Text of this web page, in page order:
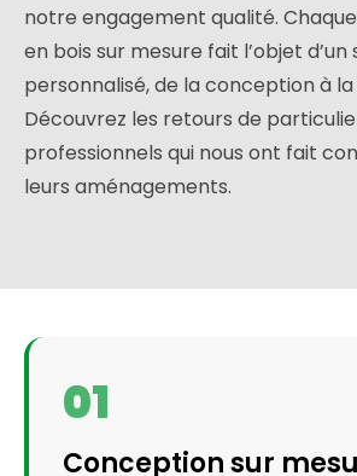
notre engagement qualité.
en bois sur mesure fait l’objet d’un
personnalisé, de la conception à
Découvrez les retours de
professionnels qui nous ont fait
leurs aménagements.
01
Conception sur